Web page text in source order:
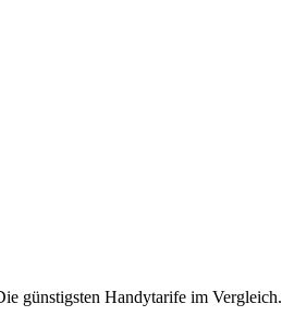
günstigsten Handytarife im Vergleich.